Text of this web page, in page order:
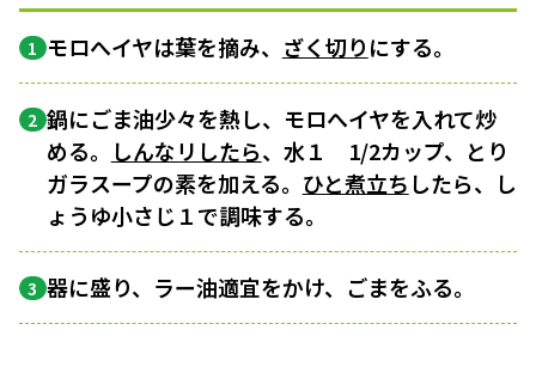
1 モロへイヤは葉を摘み、 ざく切りにする。
2 鍋にごま油少々を熱し、モロへイヤを入れて炒
める。 しんなリしたら、水１ 1/2カップ、とり
ガラスープの素を加える。 ひと煮立ち したら、し
ょうゆ小さじ１で調味する。
3 器に盛り、ラー油適宜をかけ、ごまをふる。